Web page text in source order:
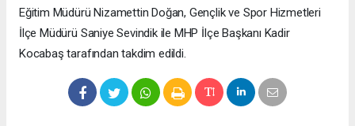
Eğitim Müdürü Nizamettin Doğan, Gençlik ve Spor Hizmetleri
İlçe Müdürü Saniye Sevindik ile MHP İlçe Başkanı Kadir
Kocabaş tarafından takdim edildi.